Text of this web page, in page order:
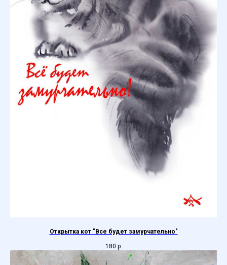
Открытка кот "Все будет замурчательно"
180 р.